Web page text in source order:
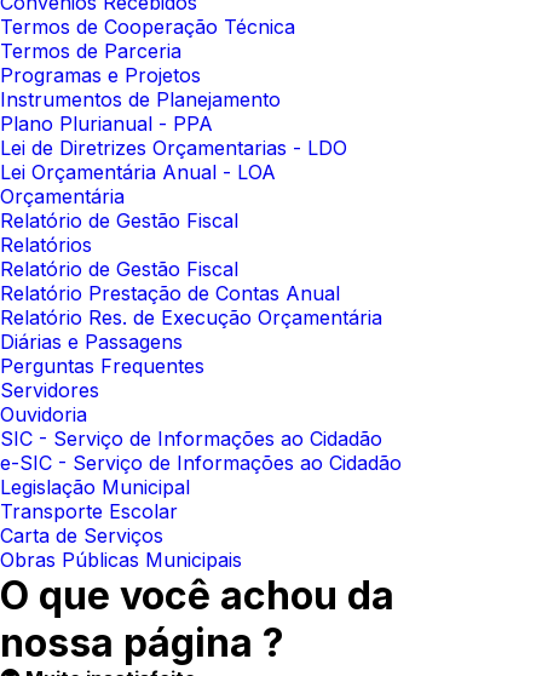
Termos de Cooperação Técnica
Termos de Parceria
Programas e Projetos
Instrumentos de Planejamento
Plano Plurianual - PPA
Lei de Diretrizes Orçamentarias - LDO
Lei Orçamentária Anual - LOA
Orçamentária
Relatório de Gestão Fiscal
Relatórios
Relatório de Gestão Fiscal
Relatório Prestação de Contas Anual
Relatório Res. de Execução Orçamentária
Diárias e Passagens
Perguntas Frequentes
Servidores
Ouvidoria
SIC - Serviço de Informações ao Cidadão
e-SIC - Serviço de Informações ao Cidadão
Legislação Municipal
Transporte Escolar
Carta de Serviços
Obras Públicas Municipais
O que você achou da
nossa página ?